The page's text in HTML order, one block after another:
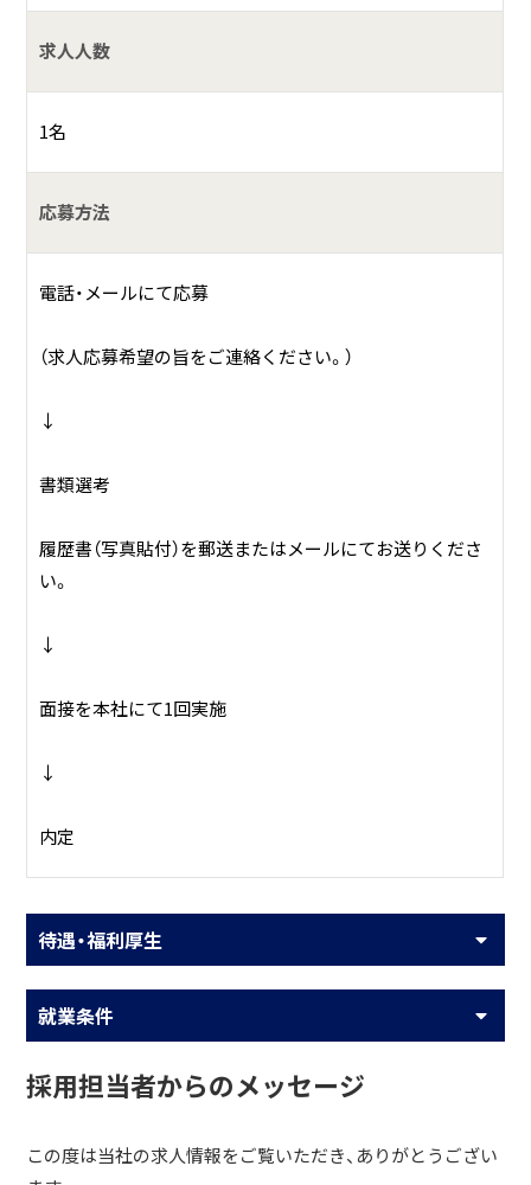
求人人数
1名
応募方法
電話・メールにて応募
（求人応募希望の旨をご連絡ください。）
↓
書類選考
履歴書（写真貼付）を郵送またはメールにてお送りくださ
い。
↓
面接を本社にて1回実施
↓
内定
待遇・福利厚生
就業条件
採用担当者からのメッセージ
この度は当社の求人情報をご覧いただき、ありがとうござい